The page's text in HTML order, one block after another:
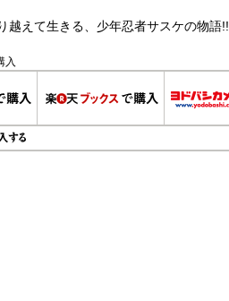
越えて生きる、少年忍者サスケの物語!!
入